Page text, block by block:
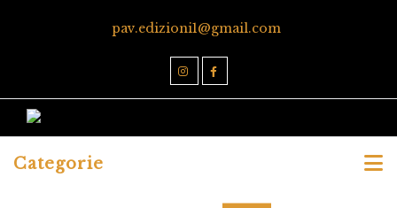
pav.edizioni1@gmail.com
Categorie